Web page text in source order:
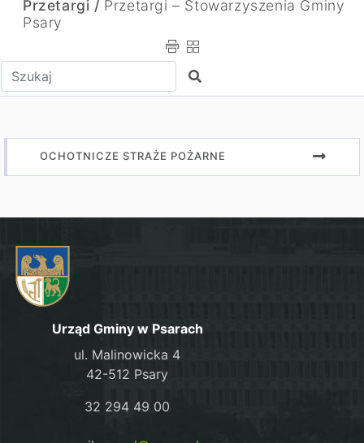
Przetargi / Przetargi – Stowarzyszenia Gminy
Psary
Wpisz tekst do wyszukania Szukaj
OCHOTNICZE STRAŻE POŻARNE
Urząd Gminy w Psarach
ul. Malinowicka 4
42-512 Psary
32 294 49 00